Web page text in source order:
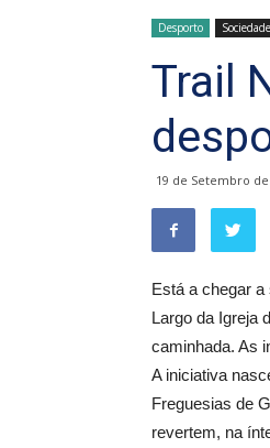
Desporto Sociedade
Trail
19 de Setembro de
Está a chegar
Largo da Igreja
caminhada. As
A iniciativa
Freguesias de
revertem, na